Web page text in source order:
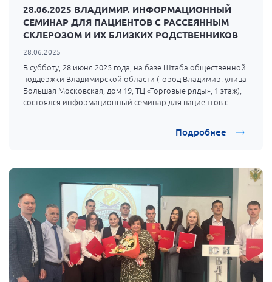
г. Севастополь
Самарская область СОРС
Самарская область ПРИЗМА
Самарская область СГОРС
Свердловская область
Смоленская область
Томская область
Тульская область
Ульяновская область
Челябинская область
Ярославская область
28.06.2025 ВЛАДИМИР. ИНФОРМАЦИОННЫЙ
СЕМИНАР ДЛЯ ПАЦИЕНТОВ С РАССЕЯННЫМ
СКЛЕРОЗОМ И ИХ БЛИЗКИХ РОДСТВЕННИКОВ
28.06.2025
В субботу, 28 июня 2025 года, на базе Штаба общественной
поддержки Владимирской области (город Владимир, улица
Большая Московская, дом 19, ТЦ «Торговые ряды», 1 этаж),
состоялся информационный семинар для пациентов с
Подробнее